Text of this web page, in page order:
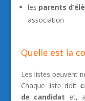
les parents
association
Quelle est la
Les listes peuvent
Chaque liste doit
de candidat et,